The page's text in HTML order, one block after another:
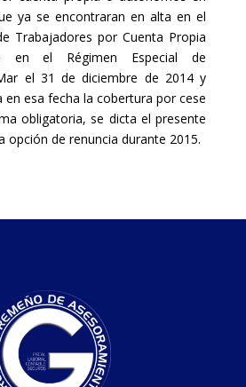
ya se encontraran en alta en el
Trabajadores por Cuenta Propia
en el Régimen Especial de
el 31 de diciembre de 2014 y
en esa fecha la cobertura por cese
obligatoria, se dicta el presente
opción de renuncia durante 2015.